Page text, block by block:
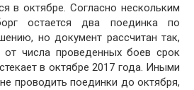
в октябре. Согласно нескольким
остается два поединка по
но документ рассчитан так,
от числа проведенных боев срок
в октябре 2017 года. Иными
проводить поединки до октября,